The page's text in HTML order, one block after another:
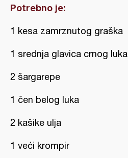
Potrebno je:
1 kesa zamrznutog graška
1 srednja glavica crnog luka
2 šargarepe
1 čen belog luka
2 kašike ulja
1 veći krompir